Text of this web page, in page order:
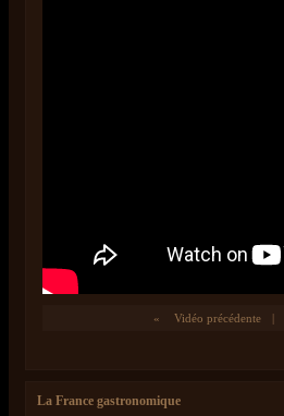
« Vidéo précédente |
La France gastronomique